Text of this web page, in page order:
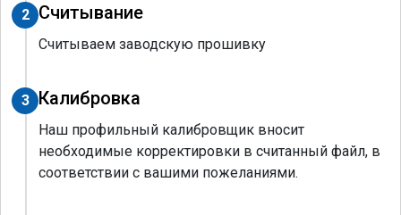
2 Считывание
Считываем заводскую прошивку
3 Калибровка
Наш профильный калибровщик вносит
необходимые корректировки в считанный файл, в
соответствии с вашими пожеланиями.